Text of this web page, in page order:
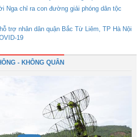
Nga chỉ ra con đường giải phóng dân tộc
trợ nhân dân quận Bắc Từ Liêm, TP Hà Nội
19
- KHÔNG QUÂN